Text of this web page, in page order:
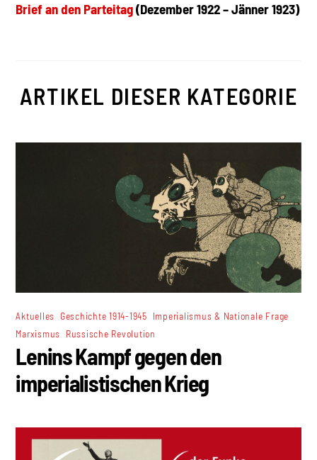
Brief an den Parteitag(Dezember 1922 – Jänner 1923)
ARTIKEL DIESER KATEGORIE
Aktuelles Geschichte 1914-1945 Imperialismus & Nationale Frage
Marxismus Russische Revolution
Lenins Kampf gegen den
imperialistischen Krieg